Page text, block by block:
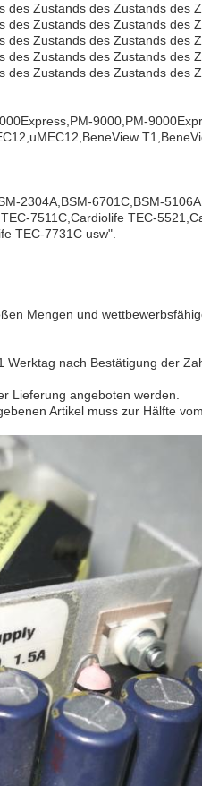
Zustands des Zustands des
Zustands des Zustands des
Zustands des Zustands des
Zustands des Zustands des
Zustands des Zustands des
9000,PM-
2304A,BSM-6701C,BSM-
7511C,Cardiolife TEC-
TEC-7731C usw".
Mengen und
nach Bestätigung der
Lieferung angeboten werden.
Artikel muss zur Hälfte